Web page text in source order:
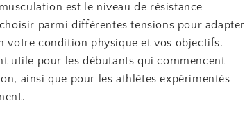
est le niveau de résistance
parmi différentes tensions pour adapter
votre condition physique et vos objectifs.
utile pour les débutants qui commencent
ainsi que pour les athlètes expérimentés